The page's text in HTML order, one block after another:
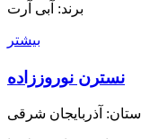
برند: آبی آرت
بیشتر
نسترن نوروززاده
استان: آذربایجان شرقی